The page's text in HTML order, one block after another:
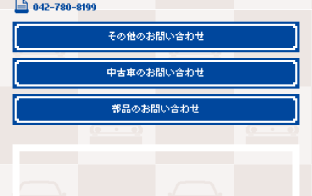
042-780-8199
その他のお問い合わせ
中古車のお問い合わせ
部品のお問い合わせ